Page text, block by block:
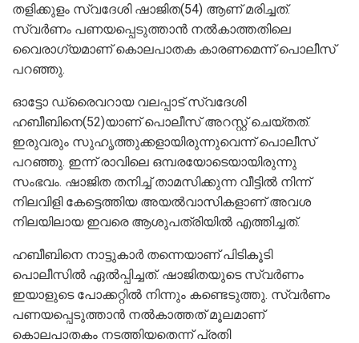
തളിക്കുളം സ്വദേശി ഷാജിത(54) ആണ് മരിച്ചത്.
സ്വര്‍ണം പണയപ്പെടുത്താന്‍ നല്‍കാത്തതിലെ
വൈരാഗ്യമാണ് കൊലപാതക കാരണമെന്ന് പൊലീസ്
പറഞ്ഞു.
ഓട്ടോ ഡ്രൈവറായ വലപ്പാട് സ്വദേശി
ഹബീബിനെ(52)യാണ് പൊലീസ് അറസ്റ്റ് ചെയ്തത്.
ഇരുവരും സുഹൃത്തുക്കളായിരുന്നുവെന്ന് പൊലീസ്
പറഞ്ഞു. ഇന്ന് രാവിലെ ഒമ്പരയോടെയായിരുന്നു
സംഭവം. ഷാജിത തനിച്ച് താമസിക്കുന്ന വീട്ടില്‍ നിന്ന്
നിലവിളി കേട്ടെത്തിയ അയല്‍വാസികളാണ് അവശ
നിലയിലായ ഇവരെ ആശുപത്രിയില്‍ എത്തിച്ചത്.
ഹബീബിനെ നാട്ടുകാര്‍ തന്നെയാണ് പിടികൂടി
പൊലീസില്‍ ഏല്‍പ്പിച്ചത്. ഷാജിതയുടെ സ്വര്‍ണം
ഇയാളുടെ പോക്കറ്റില്‍ നിന്നും കണ്ടെടുത്തു. സ്വര്‍ണം
പണയപ്പെടുത്താന്‍ നല്‍കാത്തത് മൂലമാണ്
കൊലപാതകം നടത്തിയതെന്ന് പ്രതി